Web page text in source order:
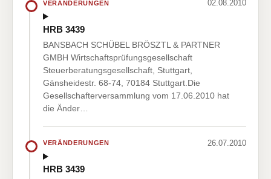
VERÄNDERUNGEN 02.08.2010
HRB 3439
BANSBACH SCHÜBEL BRÖSZTL & PARTNER
GMBH Wirtschaftsprüfungsgesellschaft
Steuerberatungsgesellschaft, Stuttgart,
Gänsheidestr. 68-74, 70184 Stuttgart.Die
Gesellschafterversammlung vom 17.06.2010 hat
die Änder…
VERÄNDERUNGEN 26.07.2010
HRB 3439